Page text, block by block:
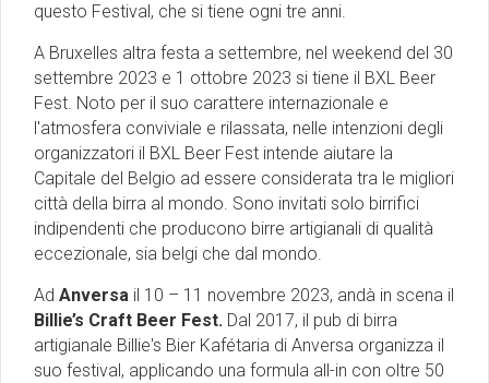
questo Festival, che si tiene ogni tre anni.
A Bruxelles altra festa a settembre, nel weekend del 30
settembre 2023 e 1 ottobre 2023 si tiene il BXL Beer
Fest. Noto per il suo carattere internazionale e
l'atmosfera conviviale e rilassata, nelle intenzioni degli
organizzatori il BXL Beer Fest intende aiutare la
Capitale del Belgio ad essere considerata tra le migliori
città della birra al mondo. Sono invitati solo birrifici
indipendenti che producono birre artigianali di qualità
eccezionale, sia belgi che dal mondo.
Ad Anversa il 10 – 11 novembre 2023, andà in scena il
Billie’s Craft Beer Fest. Dal 2017, il pub di birra
artigianale Billie's Bier Kafétaria di Anversa organizza il
suo festival, applicando una formula all-in con oltre 50